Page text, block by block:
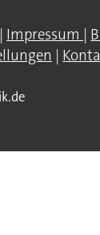
| Impressum |
|